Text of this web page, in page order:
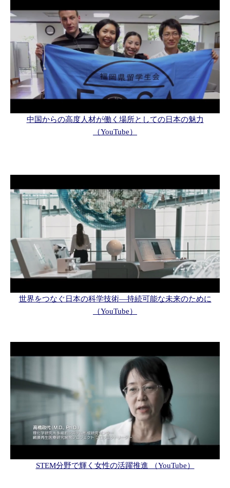
中国からの高度人材が働く場所としての日本の魅力
（YouTube）
世界をつなぐ日本の科学技術—持続可能な未来のために
（YouTube）
STEM分野で輝く女性の活躍推進 （YouTube）